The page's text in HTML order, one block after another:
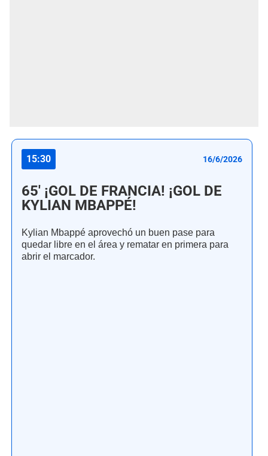
15:30 16/6/2026
65' ¡GOL DE FRANCIA! ¡GOL DE
KYLIAN MBAPPÉ!
Kylian Mbappé aprovechó un buen pase para
quedar libre en el área y rematar en primera para
abrir el marcador.